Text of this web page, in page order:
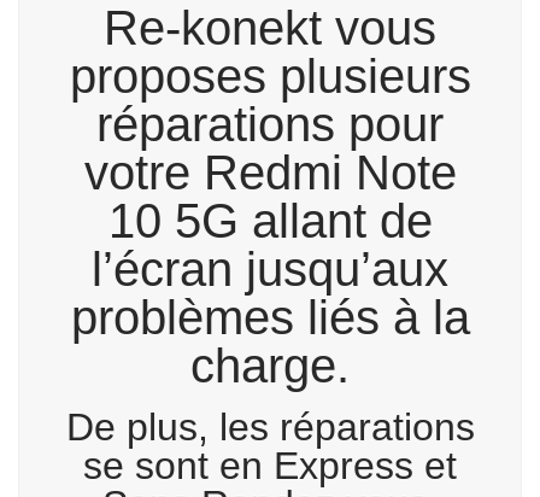
Re-konekt vous
proposes plusieurs
réparations pour
votre Redmi Note
10 5G allant de
l’écran jusqu’aux
problèmes liés à la
charge.
De plus, les réparations
se sont en Express et